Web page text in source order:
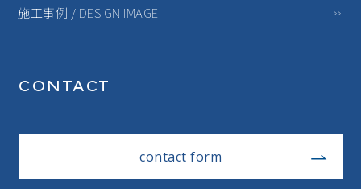
施工事例 / DESIGN IMAGE
CONTACT
contact form